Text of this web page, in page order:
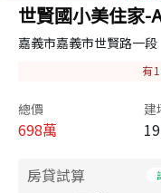
世賢國小美住家-
嘉義市嘉義市世賢路一段
有
總價
698萬
建
房貸試算